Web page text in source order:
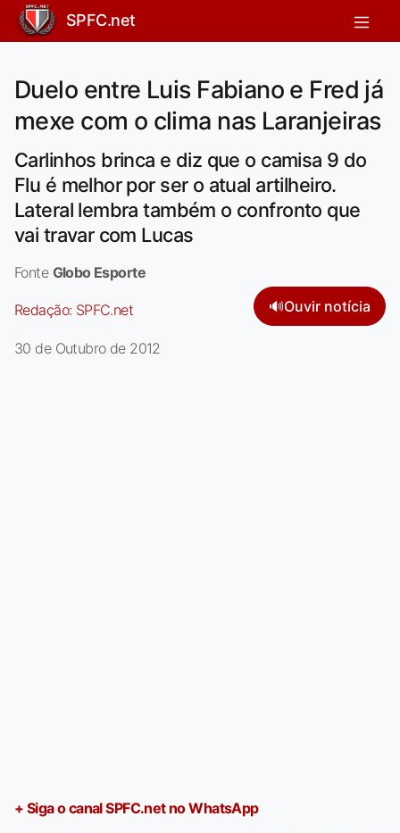
SPFC.net
Duelo entre Luis Fabiano e Fred já
mexe com o clima nas Laranjeiras
Carlinhos brinca e diz que o camisa 9 do
Flu é melhor por ser o atual artilheiro.
Lateral lembra também o confronto que
vai travar com Lucas
Fonte Globo Esporte
Redação: SPFC.net 🔊Ouvir notícia
30 de Outubro de 2012
+ Siga o canal SPFC.net no WhatsApp